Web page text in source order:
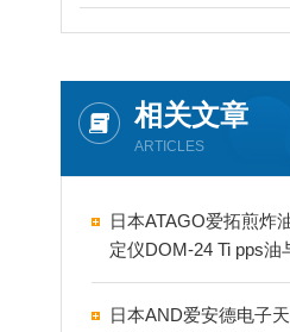
相关文章
ARTICLES
日本ATAGO爱拓煎炸
定仪DOM-24 Ti pps油
肪的关系区分
日本AND爱安德电子